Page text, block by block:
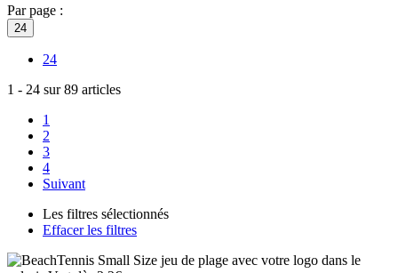
Par page :
24
24
1 - 24 sur89 articles
1
2
3
4
Suivant
Les filtres sélectionnés
Effacer les filtres